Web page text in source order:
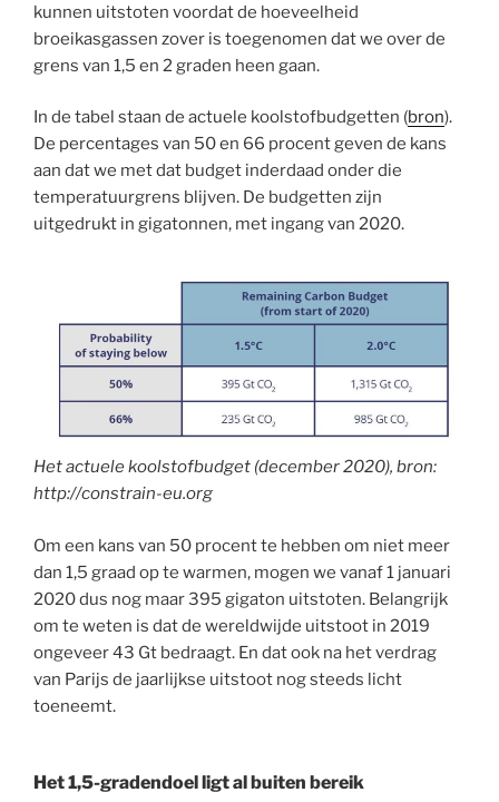
kunnen uitstoten voordat de hoeveelheid
broeikasgassen zover is toegenomen dat we over de
grens van 1,5 en 2 graden heen gaan.
In de tabel staan de actuele koolstofbudgetten (bron).
De percentages van 50 en 66 procent geven de kans
aan dat we met dat budget inderdaad onder die
temperatuurgrens blijven. De budgetten zijn
uitgedrukt in gigatonnen, met ingang van 2020.
Het actuele koolstofbudget (december 2020), bron:
http://constrain-eu.org
Om een kans van 50 procent te hebben om niet meer
dan 1,5 graad op te warmen, mogen we vanaf 1 januari
2020 dus nog maar 395 gigaton uitstoten. Belangrijk
om te weten is dat de wereldwijde uitstoot in 2019
ongeveer 43 Gt bedraagt. En dat ook na het verdrag
van Parijs de jaarlijkse uitstoot nog steeds licht
toeneemt.
Het 1,5-gradendoel ligt al buiten bereik